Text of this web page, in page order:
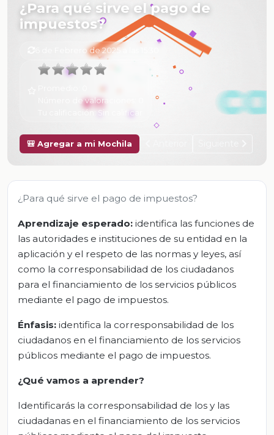
¿Para qué sirve el pago de
impuestos?
6 de Febrero de 2025 a las 15:30
Número de valoraciones:
Tu calificación: Sin calificar
🎒 Agregar a mi Mochila
¿Para qué sirve el pago de impuestos?
Aprendizaje esperado: identifica las funciones de
las autoridades e instituciones de su entidad en la
aplicación y el respeto de las normas y leyes, así
como la corresponsabilidad de los ciudadanos
para el financiamiento de los servicios públicos
mediante el pago de impuestos.
Énfasis: identifica la corresponsabilidad de los
ciudadanos en el financiamiento de los servicios
públicos mediante el pago de impuestos.
¿Qué vamos a aprender?
Identificarás la corresponsabilidad de los y las
ciudadanas en el financiamiento de los servicios